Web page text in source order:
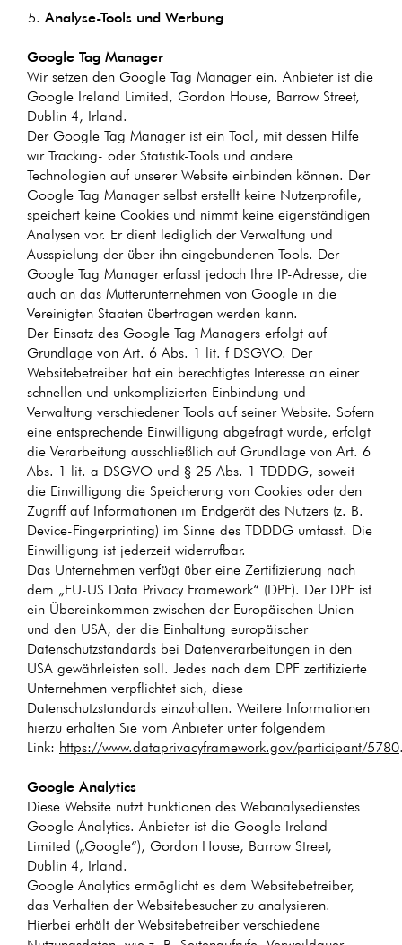
Analyse-Tools und Werbung
Google Tag Manager
Wir setzen den Google Tag Manager ein. Anbieter ist die
Google Ireland Limited, Gordon House, Barrow Street,
Dublin 4, Irland.
Der Google Tag Manager ist ein Tool, mit dessen Hilfe
wir Tracking- oder Statistik-Tools und andere
Technologien auf unserer Website einbinden können. Der
Google Tag Manager selbst erstellt keine Nutzerprofile,
speichert keine Cookies und nimmt keine eigenständigen
Analysen vor. Er dient lediglich der Verwaltung und
Ausspielung der über ihn eingebundenen Tools. Der
Google Tag Manager erfasst jedoch Ihre IP-Adresse, die
auch an das Mutterunternehmen von Google in die
Vereinigten Staaten übertragen werden kann.
Der Einsatz des Google Tag Managers erfolgt auf
Grundlage von Art. 6 Abs. 1 lit. f DSGVO. Der
Websitebetreiber hat ein berechtigtes Interesse an einer
schnellen und unkomplizierten Einbindung und
Verwaltung verschiedener Tools auf seiner Website. Sofern
eine entsprechende Einwilligung abgefragt wurde, erfolgt
die Verarbeitung ausschließlich auf Grundlage von Art. 6
Abs. 1 lit. a DSGVO und § 25 Abs. 1 TDDDG, soweit
die Einwilligung die Speicherung von Cookies oder den
Zugriff auf Informationen im Endgerät des Nutzers (z. B.
Device-Fingerprinting) im Sinne des TDDDG umfasst. Die
Einwilligung ist jederzeit widerrufbar.
Das Unternehmen verfügt über eine Zertifizierung nach
dem „EU-US Data Privacy Framework“ (DPF). Der DPF ist
ein Übereinkommen zwischen der Europäischen Union
und den USA, der die Einhaltung europäischer
Datenschutzstandards bei Datenverarbeitungen in den
USA gewährleisten soll. Jedes nach dem DPF zertifizierte
Unternehmen verpflichtet sich, diese
Datenschutzstandards einzuhalten. Weitere Informationen
hierzu erhalten Sie vom Anbieter unter folgendem
Link: https://www.dataprivacyframework.gov/participant/5780
Google Analytics
Diese Website nutzt Funktionen des Webanalysedienstes
Google Analytics. Anbieter ist die Google Ireland
Limited („Google“), Gordon House, Barrow Street,
Dublin 4, Irland.
Google Analytics ermöglicht es dem Websitebetreiber,
das Verhalten der Websitebesucher zu analysieren.
Hierbei erhält der Websitebetreiber verschiedene